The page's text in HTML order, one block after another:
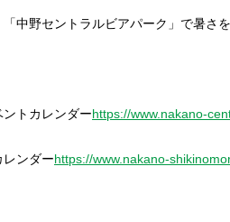
中野セントラルビアパーク」で暑さ
トカレンダーhttps://www.nakano-
ンダーhttps://www.nakano-